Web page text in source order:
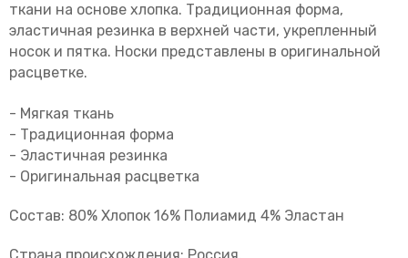
ткани на основе хлопка. Традиционная форма,
эластичная резинка в верхней части, укрепленный
носок и пятка. Носки представлены в оригинальной
расцветке.
- Мягкая ткань
- Традиционная форма
- Эластичная резинка
- Оригинальная расцветка
Состав: 80% Хлопок 16% Полиамид 4% Эластан